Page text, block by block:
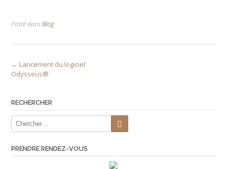
Posté dansBlog
Post
navigation
← Lancement du logiciel
Odysseus®
RECHERCHER
PRENDRE RENDEZ-VOUS